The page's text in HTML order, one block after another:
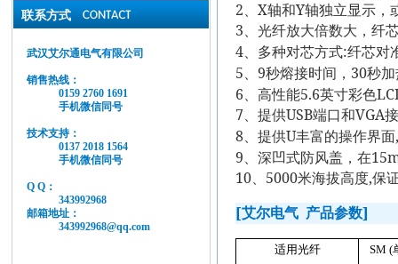
联系方式
武汉艾尔通电气有限公司
销售热线：
0159 2760 1691
手机微信同号
技术支持：
0137 2018 1564
手机微信同号
Q Q：
343992968
邮箱地址：
343992968@qq.com
2 X轴和Y轴独立显示，
3 、光纤放大倍数大，纤
4 、多种对芯方式:纤芯对
5 9秒熔接时间， 30秒
6 、高性能5.6英寸彩色
7 、提供USB端口和VGA
8 、提供U丰富的操作界面,
9 、深凹式防风盖，在
10
5000米海拔高度,保
[艾尔电气 产品参数]
适用光纤 SM (